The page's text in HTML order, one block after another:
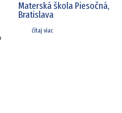
Materská škola Piesočná,
Bratislava
čítaj viac